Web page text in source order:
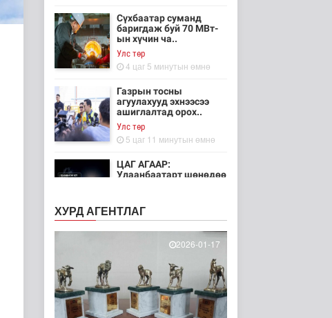
Сүхбаатар суманд
баригдаж буй 70 МВт-
ын хүчин ча..
Улс төр
4 цаг 5 минутын өмнө
Газрын тосны
агуулахууд эхнээсээ
ашиглалтад орох..
Улс төр
5 цаг 11 минутын өмнө
ЦАГ АГААР:
Улаанбаатарт шөнөдөө
6 цаг 6 минутын өмнө
аюулгүй орчинд
Нийгэм
7 цаг 55 минутын өмнө
“COP Time”-ийн
ХУРД АГЕНТЛАГ
2026-01-17